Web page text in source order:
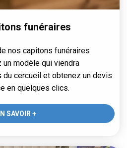
funéraires
nos capitons funéraires
modèle qui viendra
cercueil et obtenez un devis
en quelques clics.
SAVOIR +